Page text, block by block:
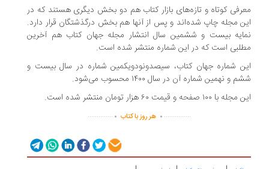
کوتاه و تازه‌های بازار کتاب هم دو بخش دیگری هستند که در
مجله چاپ شده‌اند و پس از آنها هم بخش درگذشتگان قرار دارد.
بیست و ششمین سال انتشار مجله جهان کتاب هم آخرین
است که در این شماره منتشر شده است.
شماره جهان کتاب، سیصدونودویکمین شماره در سال بیست و
و نهمین شماره آن در سال ۱۴۰۰ محسوب می‌شود.
۱۰۰ صفحه و قیمت ۶۰ هزار تومان منتشر شده است.
...............
. هر روز با کتاب .
..............